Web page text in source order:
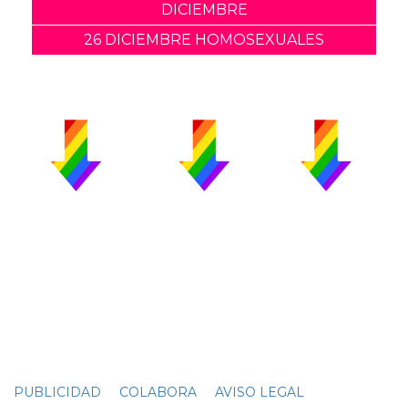
DICIEMBRE
26 DICIEMBRE HOMOSEXUALES
PUBLICIDAD COLABORA AVISO LEGAL